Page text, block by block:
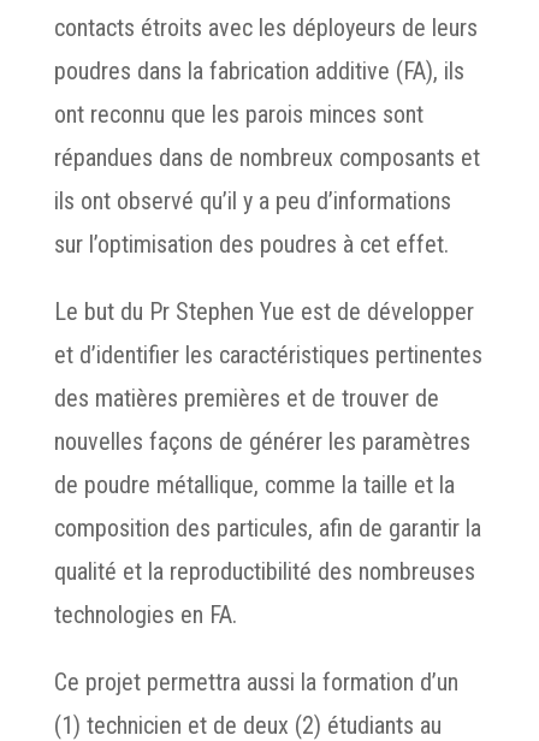
contacts étroits avec les déployeurs de leurs
poudres dans la fabrication additive (FA), ils
ont reconnu que les parois minces sont
répandues dans de nombreux composants et
ils ont observé qu’il y a peu d’informations
sur l’optimisation des poudres à cet effet.
Le but du Pr Stephen Yue est de développer
et d’identifier les caractéristiques pertinentes
des matières premières et de trouver de
nouvelles façons de générer les paramètres
de poudre métallique, comme la taille et la
composition des particules, afin de garantir la
qualité et la reproductibilité des nombreuses
technologies en FA.
Ce projet permettra aussi la formation d’un
(1) technicien et de deux (2) étudiants au